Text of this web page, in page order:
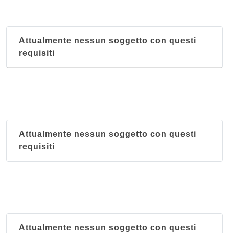
Attualmente nessun soggetto con questi
requisiti
Attualmente nessun soggetto con questi
requisiti
Attualmente nessun soggetto con questi